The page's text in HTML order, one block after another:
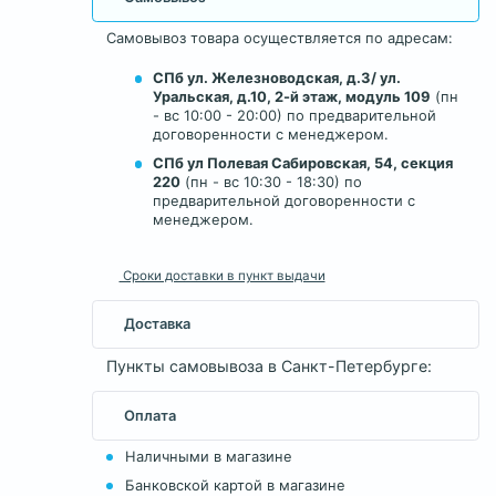
Самовывоз товара осуществляется по адресам:
СПб ул. Железноводская, д.3/ ул.
Уральская, д.10, 2-й этаж, модуль 109 (пн
- вс 10:00 - 20:00) по предварительной
договоренности с менеджером.
СПб ул Полевая Сабировская, 54, секция
220 (пн - вс 10:30 - 18:30) по
предварительной договоренности с
менеджером.
Сроки доставки в пункт выдачи
Доставка
Пункты самовывоза в Санкт-Петербурге:
Оплата
Наличными в магазине
Банковской картой в магазине